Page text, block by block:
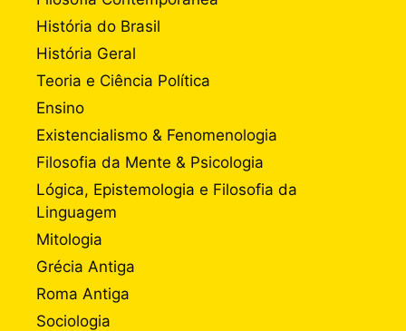
História do Brasil
História Geral
Teoria e Ciência Política
Ensino
Existencialismo & Fenomenologia
Filosofia da Mente & Psicologia
Lógica, Epistemologia e Filosofia da
Linguagem
Mitologia
Grécia Antiga
Roma Antiga
Sociologia